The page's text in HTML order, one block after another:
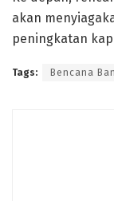
akan
peningkatan
Tags: Bencana